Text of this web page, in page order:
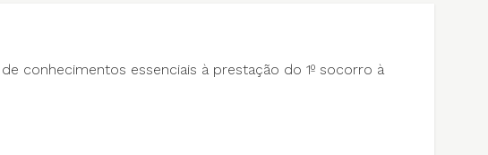
conhecimentos essenciais à prestação do 1º socorro à